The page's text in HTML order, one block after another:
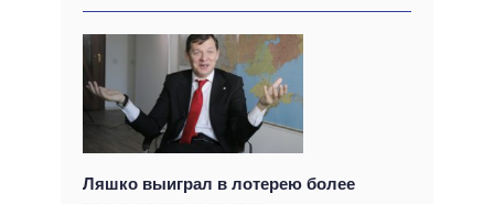
Ляшко выиграл в лотерею более